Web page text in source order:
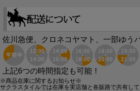
佐川急便、クロネコヤマト、一部ゆう
上記6つの時間指定も可能！
※商品在庫に関するお知らせ※
サクラスタイルでは在庫を実店舗と各販路で共有して